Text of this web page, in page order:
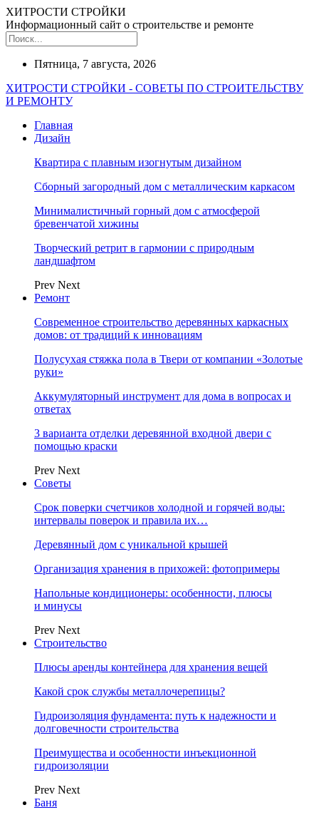
ХИТРОСТИ СТРОЙКИ
Информационный сайт о строительстве и ремонте
Пятница, 7 августа, 2026
ХИТРОСТИ СТРОЙКИ - СОВЕТЫ ПО СТРОИТЕЛЬСТВУ
И РЕМОНТУ
Главная
Дизайн
Квартира с плавным изогнутым дизайном
Сборный загородный дом с металлическим каркасом
Минималистичный горный дом с атмосферой
бревенчатой хижины
Творческий ретрит в гармонии с природным
ландшафтом
Prev Next
Ремонт
Современное строительство деревянных каркасных
домов: от традиций к инновациям
Полусухая стяжка пола в Твери от компании «Золотые
руки»
Аккумуляторный инструмент для дома в вопросах и
ответах
3 варианта отделки деревянной входной двери с
помощью краски
Prev Next
Советы
Срок поверки счетчиков холодной и горячей воды:
интервалы поверок и правила их…
Деревянный дом с уникальной крышей
Организация хранения в прихожей: фотопримеры
Напольные кондиционеры: особенности, плюсы
и минусы
Prev Next
Строительство
Плюсы аренды контейнера для хранения вещей
Какой срок службы металлочерепицы?
Гидроизоляция фундамента: путь к надежности и
долговечности строительства
Преимущества и особенности инъекционной
гидроизоляции
Prev Next
Баня